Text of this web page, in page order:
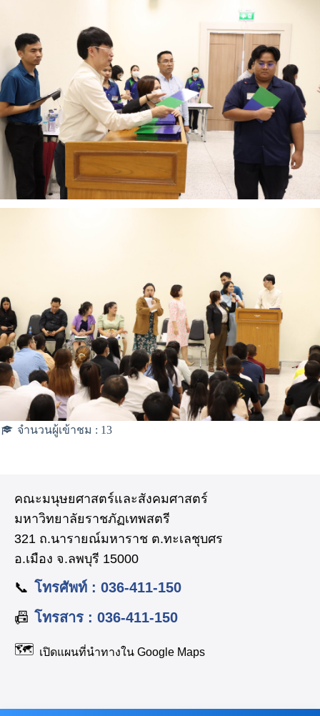
จำนวนผู้เข้าชม : 13
คณะมนุษยศาสตร์และสังคมศาสตร์
มหาวิทยาลัยราชภัฏเทพสตรี
321 ถ.นารายณ์มหาราช ต.ทะเลชุบศร
อ.เมือง จ.ลพบุรี 15000
📞 โทรศัพท์ : 036-411-150
📠 โทรสาร : 036-411-150
🗺️ เปิดแผนที่นำทางใน Google Maps